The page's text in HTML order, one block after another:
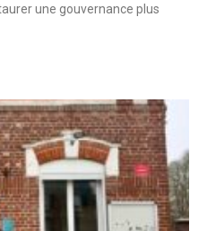
une gouvernance plus